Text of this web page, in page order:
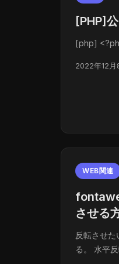
[PHP]
[php]
2022年12月
WEB関連
させる
反転させ
る。 水平